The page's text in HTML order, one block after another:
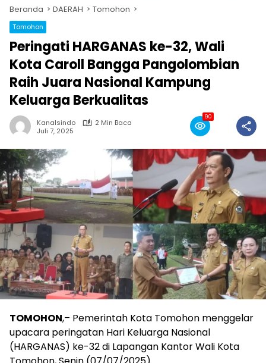
Beranda DAERAH Tomohon
Tomohon
Peringati HARGANAS ke-32, Wali
Kota Caroll Bangga Pangolombian
Raih Juara Nasional Kampung
Keluarga Berkualitas
Kanalsindo
2 Min Baca
Juli 7, 2025
90
TOMOHON,– Pemerintah Kota Tomohon menggelar
upacara peringatan Hari Keluarga Nasional
(HARGANAS) ke-32 di Lapangan Kantor Wali Kota